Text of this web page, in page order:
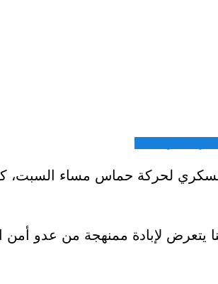
لحركة حماس مساء
يتعرض لإبادة ممنهجة من عدو